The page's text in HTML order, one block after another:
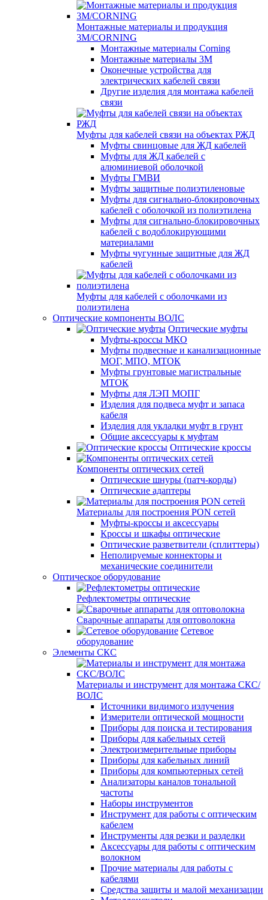
Монтажные материалы и продукция
3M/CORNING
Монтажные материалы Corning
Монтажные материалы 3M
Оконечные устройства для
электрических кабелей связи
Другие изделия для монтажа кабелей
связи
Муфты для кабелей связи на объектах РЖД
Муфты свинцовые для ЖД кабелей
Муфты для ЖД кабелей с
алюминиевой оболочкой
Муфты ГМВИ
Муфты защитные полиэтиленовые
Муфты для сигнально-блокировочных
кабелей с оболочкой из полиэтилена
Муфты для сигнально-блокировочных
кабелей с водоблокирующими
материалами
Муфты чугунные защитные для ЖД
кабелей
Муфты для кабелей с оболочками из
полиэтилена
Оптические компоненты ВОЛС
Оптические муфты
Муфты-кроссы МКО
Муфты подвесные и канализационные
МОГ, МПО, МТОК
Муфты грунтовые магистральные
МТОК
Муфты для ЛЭП МОПГ
Изделия для подвеса муфт и запаса
кабеля
Изделия для укладки муфт в грунт
Общие аксессуары к муфтам
Оптические кроссы
Компоненты оптических сетей
Оптические шнуры (патч-корды)
Оптические адаптеры
Материалы для построения PON сетей
Муфты-кроссы и аксессуары
Кроссы и шкафы оптические
Оптические разветвители (сплиттеры)
Неполируемые коннекторы и
механические соединители
Оптическое оборудование
Рефлектометры оптические
Сварочные аппараты для оптоволокна
Сетевое
оборудование
Элементы СКС
Материалы и инструмент для монтажа СКС/
ВОЛС
Источники видимого излучения
Измерители оптической мощности
Приборы для поиска и тестирования
Приборы для кабельных сетей
Электроизмерительные приборы
Приборы для кабельных линий
Приборы для компьютерных сетей
Анализаторы каналов тональной
частоты
Наборы инструментов
Инструмент для работы с оптическим
кабелем
Инструменты для резки и разделки
Аксессуары для работы с оптическим
волокном
Прочие материалы для работы с
кабелями
Средства защиты и малой механизации